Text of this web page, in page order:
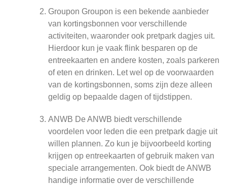
Groupon Groupon is een bekende aanbieder
van kortingsbonnen voor verschillende
activiteiten, waaronder ook pretpark dagjes uit.
Hierdoor kun je vaak flink besparen op de
entreekaarten en andere kosten, zoals parkeren
of eten en drinken. Let wel op de voorwaarden
van de kortingsbonnen, soms zijn deze alleen
geldig op bepaalde dagen of tijdstippen.
ANWB De ANWB biedt verschillende
voordelen voor leden die een pretpark dagje uit
willen plannen. Zo kun je bijvoorbeeld korting
krijgen op entreekaarten of gebruik maken van
speciale arrangementen. Ook biedt de ANWB
handige informatie over de verschillende